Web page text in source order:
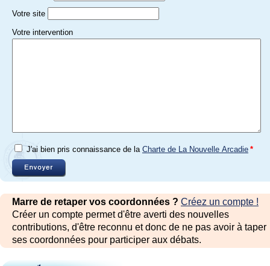
Votre site
Votre intervention
J'ai bien pris connaissance de la Charte de La Nouvelle Arcadie *
Marre de retaper vos coordonnées ? Créez un compte !
Créer un compte permet d'être averti des nouvelles
contributions, d'être reconnu et donc de ne pas avoir à taper
ses coordonnées pour participer aux débats.